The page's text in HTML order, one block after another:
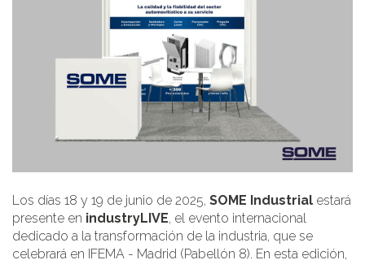
Los días 18 y 19 de junio de 2025, SOME Industrial estará
presente en industryLIVE, el evento internacional
dedicado a la transformación de la industria, que se
celebrará en IFEMA - Madrid (Pabellón 8). En esta edición,